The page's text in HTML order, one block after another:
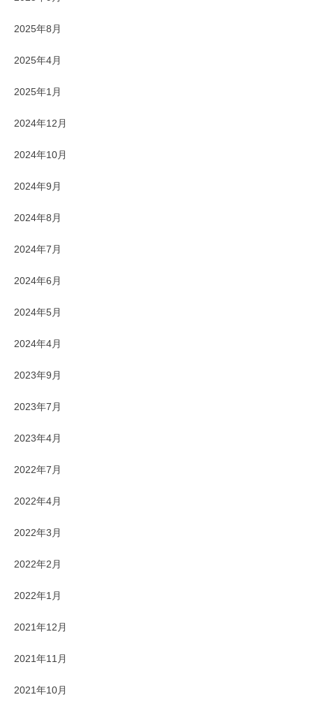
2025年8月
2025年4月
2025年1月
2024年12月
2024年10月
2024年9月
2024年8月
2024年7月
2024年6月
2024年5月
2024年4月
2023年9月
2023年7月
2023年4月
2022年7月
2022年4月
2022年3月
2022年2月
2022年1月
2021年12月
2021年11月
2021年10月